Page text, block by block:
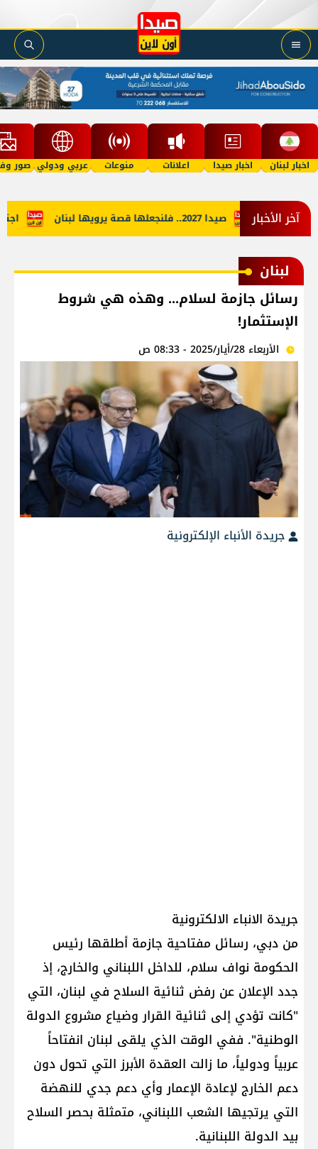
اخبار لبنان اخبار صيدا اعلانات منوعات عربي ودولي صور
آخر الأخبار صيدا 2027.. فلنجعلها قصة يرويها لبنان
لبنان
رسائل جازمة لسلام... وهذه هي شروط
الإستثمار!
الأربعاء 28/أيار/2025 - 08:33 ص
جريدة الأنباء الإلكترونية
جريدة الانباء الالكترونية
من دبي، رسائل مفتاحية جازمة أطلقها رئيس
الحكومة نواف سلام، للداخل اللبناني والخارج، إذ
جدد الإعلان عن رفض ثنائية السلاح في لبنان، التي
"كانت تؤدي إلى ثنائية القرار وضياع مشروع الدولة
الوطنية". ففي الوقت الذي يلقى لبنان انفتاحاً
عربياً ودولياً، ما زالت العقدة الأبرز التي تحول دون
دعم الخارج لإعادة الإعمار وأي دعم جدي للنهضة
التي يرتجيها الشعب اللبناني، متمثلة بحصر السلاح
بيد الدولة اللبنانية.